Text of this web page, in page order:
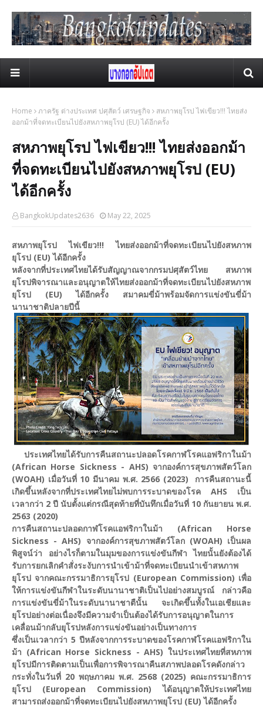
Home ภาครัฐ ต่างประเทศ ปศุสัตว์ เศรษฐกิจ
สหภาพยุโรป ไฟเขียว!!! ไทยส่ง
ออกม้าที่จดทะเบียนไปยังสหภาพยุโรป (EU) ได้อีกครั้ง
สหภาพยุโรป ไฟเขียว!!! ไทยส่งออกม้า
ที่จดทะเบียนไปยังสหภาพยุโรป (EU)
ได้อีกครั้ง
BangkokUpdates2636 May 22, 2025
สหภาพยุโรป ไฟเขียว!!! ไทยส่งออกม้าที่จดทะเบียนไปยังสหภาพ
ยุโรป (EU) ได้อีกครั้ง
หลังจากที่ประเทศไทยได้รับสัญญาณจากกรมปศุสัตว์ไทย สหภาพ
ยุโรปพิจารณาและอนุญาตให้ไทยส่งออกม้าที่จดทะเบียนไปยังสหภาพ
ยุโรป (EU) ได้อีกครั้ง สมาคมขี่ม้าพร้อมจัดการแข่งขันขี่ม้า
นานาชาติปลายปีนี้
ประเทศไทยได้รับการคืนสถานะปลอดโรคกาฬโรคแอฟริกาในม้า
(African Horse Sickness - AHS) จากองค์การสุขภาพสัตว์โลก
(WOAH) เมื่อวันที่ 10 มีนาคม พ.ศ. 2566 (2023) การคืนสถานะนี้
เกิดขึ้นหลังจากที่ประเทศไทยไม่พบการระบาดของโรค AHS เป็น
เวลากว่า 2 ปี นับตั้งแต่กรณีสุดท้ายที่บันทึกเมื่อวันที่ 10 กันยายน พ.ศ.
2563 (2020)
การคืนสถานะปลอดกาฬโรคแอฟริกาในม้า (African Horse
Sickness - AHS) จากองค์การสุขภาพสัตว์โลก (WOAH) เป็นผล
พิสูจน์ว่า อย่างไรก็ตามในมุมของการแข่งขันกีฬา ไทยนั้นยังต้องได้
รับการยกเลิกคำสั่งระงับการนำเข้าม้าที่จดทะเบียนนำเข้าสหภาพ
ยุโรป จากคณะกรรมาธิการยุโรป (European Commission) เพื่อ
ให้การแข่งขันกีฬาในระดับนานาชาติเป็นไปอย่างสมบูรณ์ กล่าวคือ
การแข่งขันขี่ม้าในระดับนานาชาตืนั้น จะเกิดขึ้นทั้งในเอเชียและ
ยุโรปอย่างต่อเนื่องจึงมีความจำเป็นต้องได้รับการอนุญาตในการ
เคลื่อนม้ากลับยุโรปหลังการแข่งขันอย่างเป็นทางการ
ซึ่งเป็นเวลากว่า 5 ปีหลังจากการระบาดของโรคกาฬโรคแอฟริกาใน
ม้า (African Horse Sickness - AHS) ในประเทศไทยที่สหภาพ
ยุโรปมีการติดตามเป็นเพื่อการพิจารณาคืนสภาพปลอดโรคดังกล่าว
กระทั่งในวันที่ 20 พฤษภาคม พ.ศ. 2568 (2025) คณะกรรมาธิการ
ยุโรป (European Commission) ได้อนุญาตให้ประเทศไทย
สามารถส่งออกม้าที่จดทะเบียนไปยังสหภาพยุโรป (EU) ได้อีกครั้ง